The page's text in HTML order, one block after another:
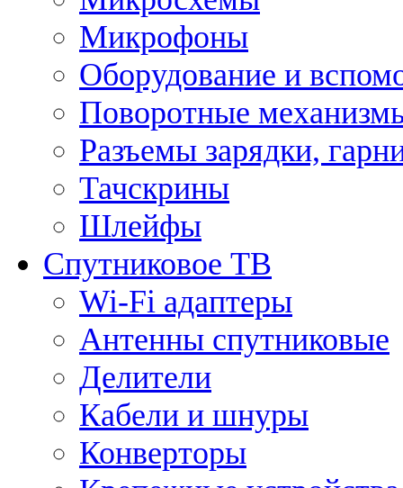
Микрофоны
Оборудование и
Поворотные
Разъемы зарядки,
Тачскрины
Шлейфы
Спутниковое ТВ
Wi-Fi адаптеры
Антенны спутниковые
Делители
Кабели и шнуры
Конверторы